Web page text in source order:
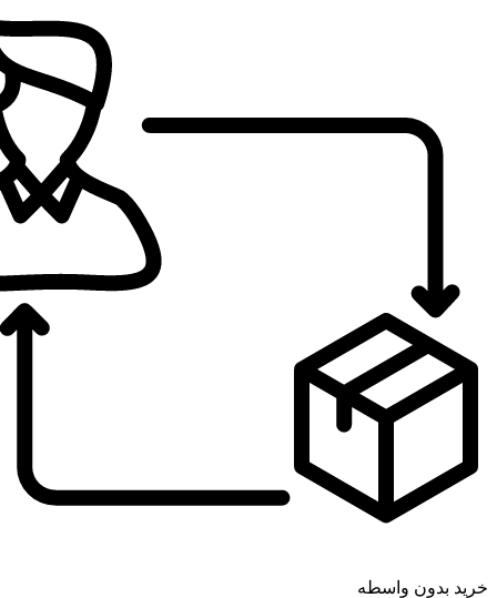
خرید بدون واسطه